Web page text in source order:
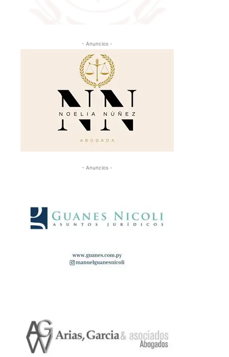
- Anuncios -
- Anuncios -